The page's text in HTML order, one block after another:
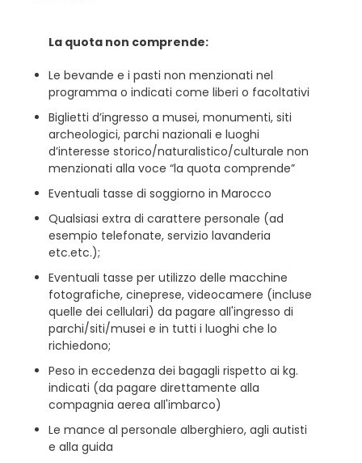
La quota non comprende:
Le bevande e i pasti non menzionati nel
programma o indicati come liberi o facoltativi
Biglietti d’ingresso a musei, monumenti, siti
archeologici, parchi nazionali e luoghi
d’interesse storico/naturalistico/culturale non
menzionati alla voce “la quota comprende”
Eventuali tasse di soggiorno in Marocco
Qualsiasi extra di carattere personale (ad
esempio telefonate, servizio lavanderia
etc.etc.);
Eventuali tasse per utilizzo delle macchine
fotografiche, cineprese, videocamere (incluse
quelle dei cellulari) da pagare all'ingresso di
parchi/siti/musei e in tutti i luoghi che lo
richiedono;
Peso in eccedenza dei bagagli rispetto ai kg.
indicati (da pagare direttamente alla
compagnia aerea all'imbarco)
Le mance al personale alberghiero, agli autisti
e alla guida